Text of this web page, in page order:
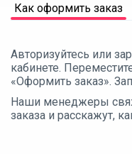
Как оформить заказ
Авторизуйтесь или
кабинете.
«Оформить заказ».
Наши менеджеры
заказа и расскажут,